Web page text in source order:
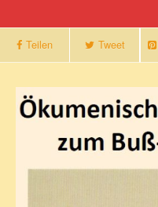
Teilen Tweet